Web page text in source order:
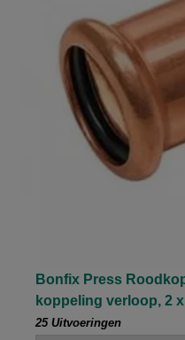
Bonfix Press
koppeling verloop, 2
25 Uitvoeringen